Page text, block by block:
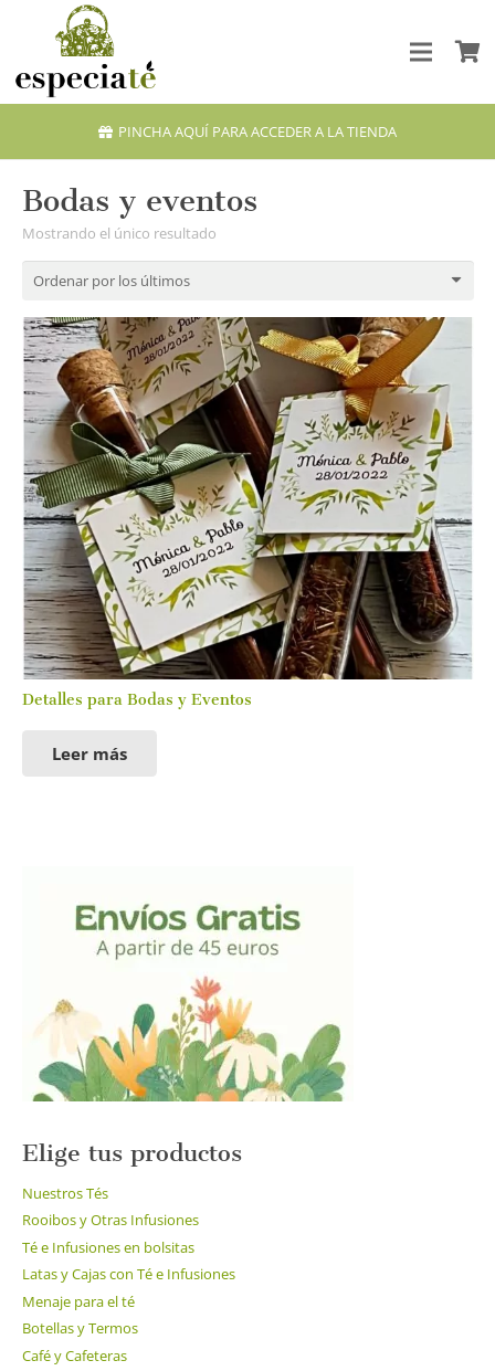
PINCHA AQUÍ PARA ACCEDER A LA TIENDA
Bodas y eventos
Mostrando el único resultado
Detalles para Bodas y Eventos
Leer más
Elige tus productos
Nuestros Tés
Rooibos y Otras Infusiones
Té e Infusiones en bolsitas
Latas y Cajas con Té e Infusiones
Menaje para el té
Botellas y Termos
Café y Cafeteras